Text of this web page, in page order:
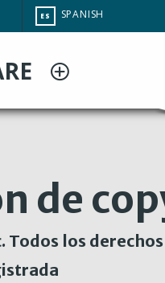
CHANGE
SITE
ES SPANISH
de
Todos los